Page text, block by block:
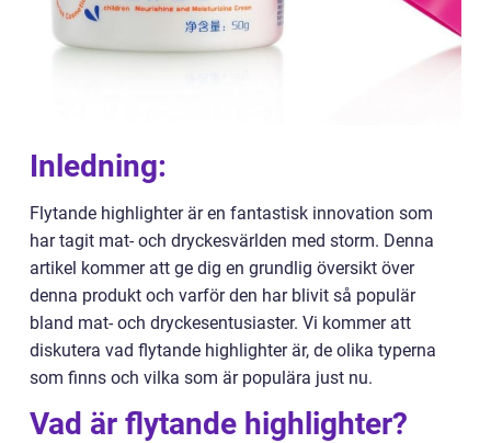
Inledning:
Flytande highlighter är en fantastisk innovation som
har tagit mat- och dryckesvärlden med storm. Denna
artikel kommer att ge dig en grundlig översikt över
denna produkt och varför den har blivit så populär
bland mat- och dryckesentusiaster. Vi kommer att
diskutera vad flytande highlighter är, de olika typerna
som finns och vilka som är populära just nu.
Vad är flytande highlighter?